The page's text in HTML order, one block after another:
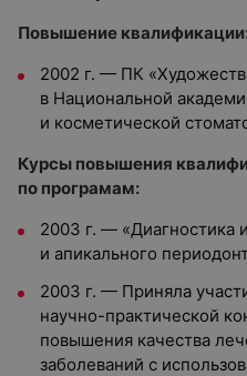
Повышение
2002 г. — ПК
в Национальной
и косметической
Курсы повышения
по програмам:
2003 г. — «Диагностика
и апикального
2003 г. — Приняла
научно-практической
повышения качества
заболеваний с